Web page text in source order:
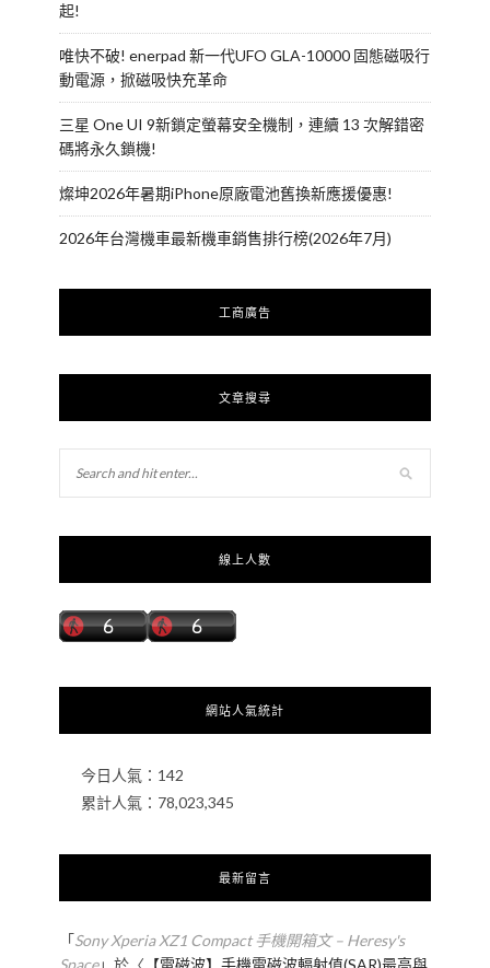
起!
唯快不破! enerpad 新一代UFO GLA-10000 固態磁吸行
動電源，掀磁吸快充革命
三星 One UI 9新鎖定螢幕安全機制，連續 13 次解錯密
碼將永久鎖機!
燦坤2026年暑期iPhone原廠電池舊換新應援優惠!
2026年台灣機車最新機車銷售排行榜(2026年7月)
工商廣告
文章搜尋
線上人數
網站人氣統計
今日人氣： 142
累計人氣： 78,023,345
最新留言
「Sony Xperia XZ1 Compact 手機開箱文 – Heresy's
Space」於〈 【電磁波】手機電磁波輻射值(SAR)最高與